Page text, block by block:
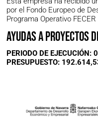
por el Fondo Europeo de
Programa Operativo
Ayudas a proyectos
PERIODO DE
PRESUPUESTO: